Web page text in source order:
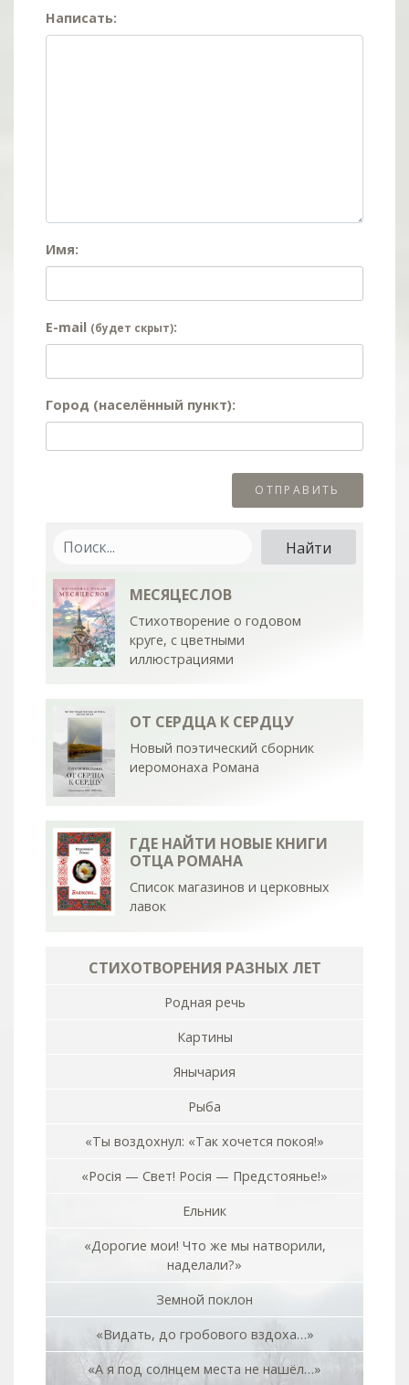
Написать:
Имя:
E-mail (будет скрыт):
Город (населённый пункт):
МЕСЯЦЕСЛОВ
Стихотворение о годовом
круге, с цветными
иллюстрациями
ОТ СЕРДЦА К СЕРДЦУ
Новый поэтический сборник
иеромонаха Романа
ГДЕ НАЙТИ НОВЫЕ КНИГИ
ОТЦА РОМАНА
Список магазинов и церковных
лавок
СТИХОТВОРЕНИЯ РАЗНЫХ ЛЕТ
Родная речь
Картины
Янычария
Рыба
«Ты воздохнул: «Так хочется покоя!»
«Росiя — Свет! Росiя — Предстоянье!»
Ельник
«Дорогие мои! Что же мы натворили,
наделали?»
Земной поклон
«Видать, до гробового вздоха…»
«А я под солнцем места не нашёл…»